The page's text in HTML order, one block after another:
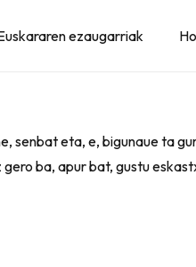
ezaugarriak
senbat eta, e, bigunaue ta
ba, apur bat, gustu